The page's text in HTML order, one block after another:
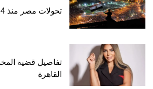
تحولات مصر منذ 2014 وحتى اليوم
تفاصيل قضية
القاهرة